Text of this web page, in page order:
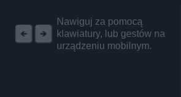
Nawiguj za pomocą
klawiatury, lub gestów na
urządzeniu mobilnym.